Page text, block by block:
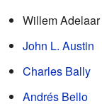
Willem Adelaar
John L. Austin
Charles Bally
Andrés Bello